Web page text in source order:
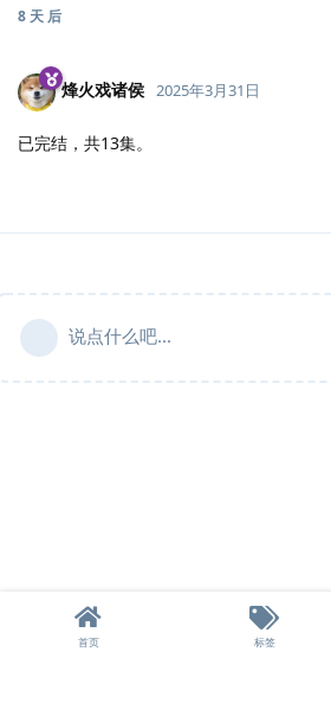
8 天 后
烽火戏诸侯 2025年3月31日
已完结，共13集。
说点什么吧...
首页 标签